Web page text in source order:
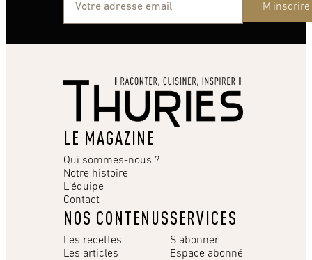
M'inscrire
LE MAGAZINE
Qui sommes-nous ?
Notre histoire
L’équipe
Contact
NOS CONTENUS
Les recettes
Les articles
SERVICES
S'abonner
Espace abonné